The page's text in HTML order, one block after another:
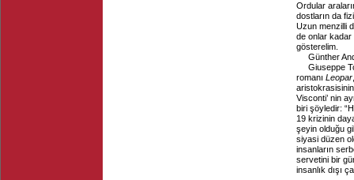
Ordular
dostların da
Uzun menzilli
de onlar kadar
gösterelim.
Günther
Giuseppe
romanı Leopar
Visconti’ nin
biri şöyledir:
19 krizinin
şeyin olduğu
siyasi düzen
insanların
servetini bir
insanlık dışı